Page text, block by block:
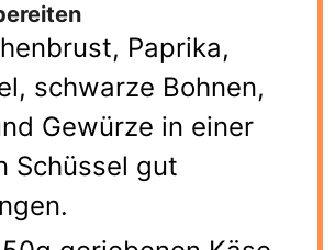
Paprika,
schwarze Bohnen,
Gewürze in einer
Schüssel gut